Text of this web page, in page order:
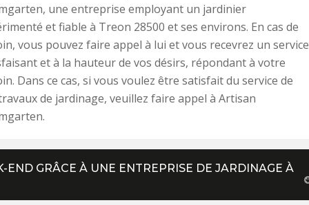
une entreprise employant un jardinier
et fiable à Treon 28500 et ses environs. En cas de
vous pouvez faire appel à lui et vous recevrez un service
et à la hauteur de vos désirs, répondant à votre
Dans ce cas, si vous voulez être satisfait du service de
de jardinage, veuillez faire appel à Artisan
GRÂCE À UNE ENTREPRISE DE JARDINAGE À